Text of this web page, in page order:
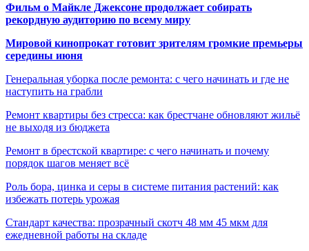
Фильм о Майкле Джексоне продолжает собирать
рекордную аудиторию по всему миру
Мировой кинопрокат готовит зрителям громкие премьеры
середины июня
Генеральная уборка после ремонта: с чего начинать и где не
наступить на грабли
Ремонт квартиры без стресса: как брестчане обновляют жильё
не выходя из бюджета
Ремонт в брестской квартире: с чего начинать и почему
порядок шагов меняет всё
Роль бора, цинка и серы в системе питания растений: как
избежать потерь урожая
Стандарт качества: прозрачный скотч 48 мм 45 мкм для
ежедневной работы на складе